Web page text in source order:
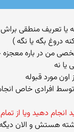
من در باره
یا نه
مورد قبوله
دهید ویا از
هستش و الان